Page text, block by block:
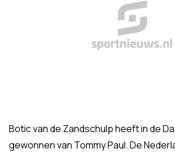
Botic van de Zandschulp heeft in de
gewonnen van Tommy Paul. De